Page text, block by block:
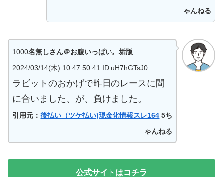
ゃんねる
1000名無しさん＠お腹いっぱい。垢版
2024/03/14(木) 10:47:50.41 ID:uH7hGTsJ0
ラビットのおかげで昨日のレースに間
に合いました、が、負けました。
引用元：後払い（ツケ払い)現金化情報スレ164 5ち
ゃんねる
公式サイトはコチラ